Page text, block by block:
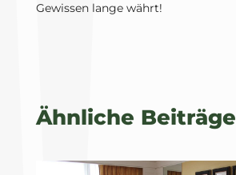
Gewissen lange währt!
Ähnliche Beiträge